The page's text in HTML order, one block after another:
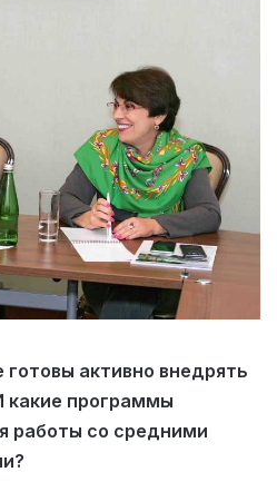
активно внедрять
какие программы
работы со средними